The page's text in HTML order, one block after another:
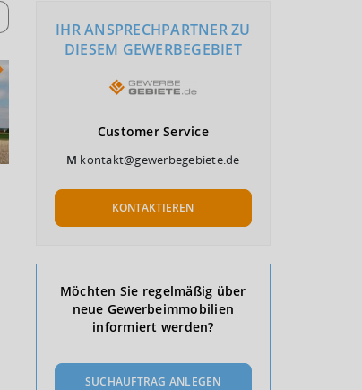
IHR ANSPRECHPARTNER ZU
DIESEM GEWERBEGEBIET
Customer Service
M kontakt@gewerbegebiete.de
KONTAKTIEREN
Möchten Sie regelmäßig über
neue Gewerbeimmobilien
informiert werden?
SUCHAUFTRAG ANLEGEN